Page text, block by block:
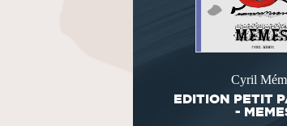
Cyril
EDITION PETIT
-